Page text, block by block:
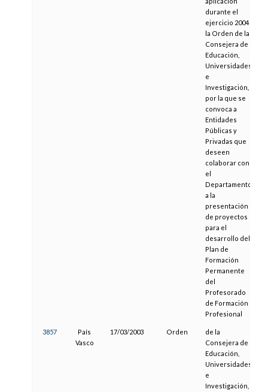
durante el
ejercicio 2004
la Orden de la
Consejera de
Educación,
Universidades
e
Investigación,
por la que se
convoca a
Entidades
Públicas y
Privadas que
deseen
colaborar con
el
Departamento
a la
presentación
de proyectos
para el
desarrollo del
Plan de
Formación
Permanente
del
Profesorado
de Formación
Profesional
3857
País
Vasco
17/03/2003 Orden
de la
Consejera de
Educación,
Universidades
e
Investigación,